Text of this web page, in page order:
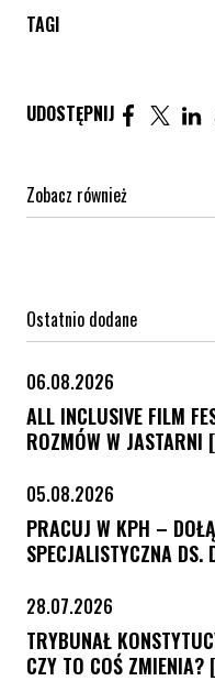
TAGI
UDOSTĘPNIJ
Zobacz również
Ostatnio dodane
06.08.2026
ALL INCLUSIVE FILM
ROZMÓW W JASTARNI
05.08.2026
PRACUJ W KPH –
SPECJALISTYCZNA
28.07.2026
TRYBUNAŁ
CZY TO COŚ